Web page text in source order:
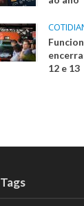
12 e 13
Tags